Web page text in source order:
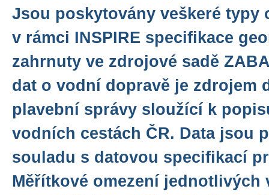
Jsou poskytovány veškeré typy
v rámci INSPIRE specifikace
zahrnuty ve zdrojové sadě
dat o vodní dopravě je zdrojem
plavební správy sloužící k
vodních cestách ČR. Data jsou
souladu s datovou specifikací
Měřítkové omezení jednotlivých